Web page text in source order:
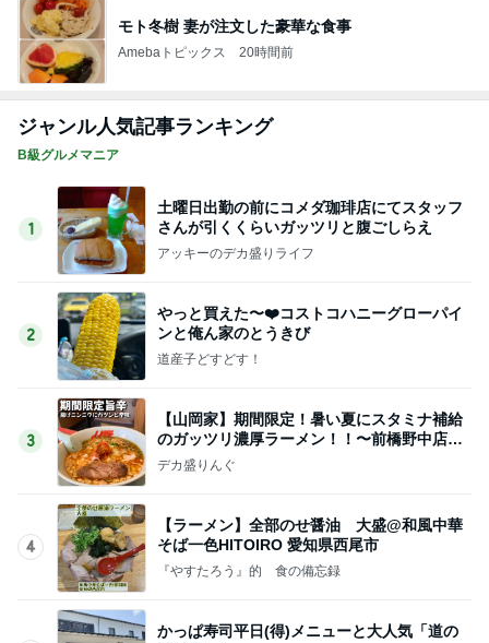
モト冬樹 妻が注文した豪華な食事
Amebaトピックス 20時間前
ジャンル人気記事ランキング
B級グルメマニア
1
土曜日出勤の前にコメダ珈琲店にてスタッフ
さんが引くくらいガッツリと腹ごしらえ
アッキーのデカ盛りライフ
2
やっと買えた〜❤️コストコハニーグローパイ
ンと俺ん家のとうきび
道産子どすどす！
3
【山岡家】期間限定！暑い夏にスタミナ補給
のガッツリ濃厚ラーメン！！〜前橋野中店さ
ん〜
デカ盛りんぐ
4
【ラーメン】全部のせ醤油 大盛@和風中華
そば一色HITOIRO 愛知県西尾市
『やすたろう』的 食の備忘録
かっぱ寿司平日(得)メニューと大人気「道の